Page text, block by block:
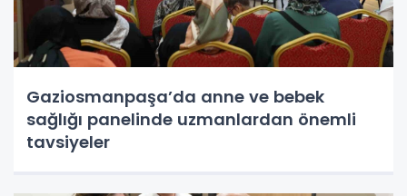
Gaziosmanpaşa’da anne ve bebek
sağlığı panelinde uzmanlardan önemli
tavsiyeler